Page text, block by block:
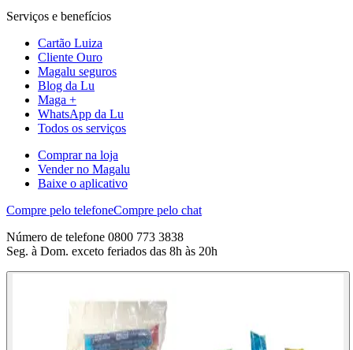
Serviços e benefícios
Cartão Luiza
Cliente Ouro
Magalu seguros
Blog da Lu
Maga +
WhatsApp da Lu
Todos os serviços
Comprar na loja
Vender no Magalu
Baixe o aplicativo
Compre pelo telefoneCompre pelo chat
Número de telefone 0800 773 3838
Seg. à Dom. exceto feriados das 8h às 20h